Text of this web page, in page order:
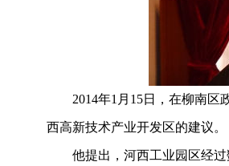
2014年1 月 15日，在柳南区
西高新技术产业开发区的建议。
他提出，河西工业园区经